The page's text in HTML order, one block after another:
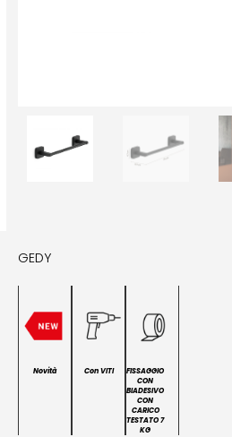
GEDY
Novità Con VITI
FISSAGGIO
CON
BIADESIVO
CON
CARICO
TESTATO 7
KG